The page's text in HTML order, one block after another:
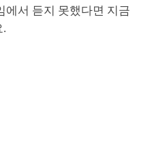
에서 듣지 못했다면 지금
.